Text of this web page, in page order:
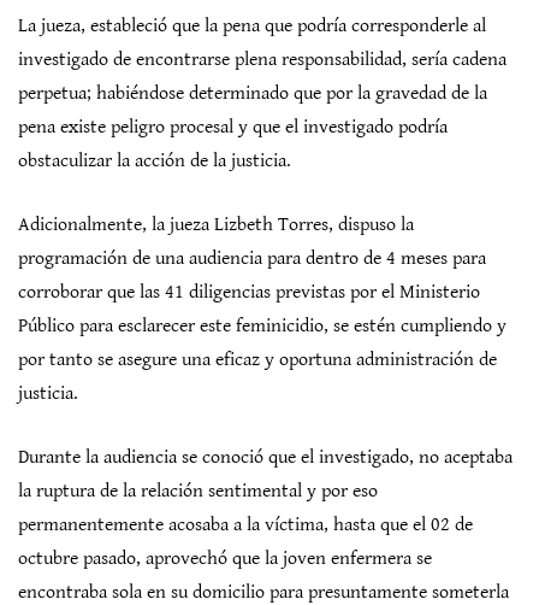
La jueza, estableció que la pena que podría corresponderle al
investigado de encontrarse plena responsabilidad, sería cadena
perpetua; habiéndose determinado que por la gravedad de la
pena existe peligro procesal y que el investigado podría
obstaculizar la acción de la justicia.
Adicionalmente, la jueza Lizbeth Torres, dispuso la
programación de una audiencia para dentro de 4 meses para
corroborar que las 41 diligencias previstas por el Ministerio
Público para esclarecer este feminicidio, se estén cumpliendo y
por tanto se asegure una eficaz y oportuna administración de
justicia.
Durante la audiencia se conoció que el investigado, no aceptaba
la ruptura de la relación sentimental y por eso
permanentemente acosaba a la víctima, hasta que el 02 de
octubre pasado, aprovechó que la joven enfermera se
encontraba sola en su domicilio para presuntamente someterla